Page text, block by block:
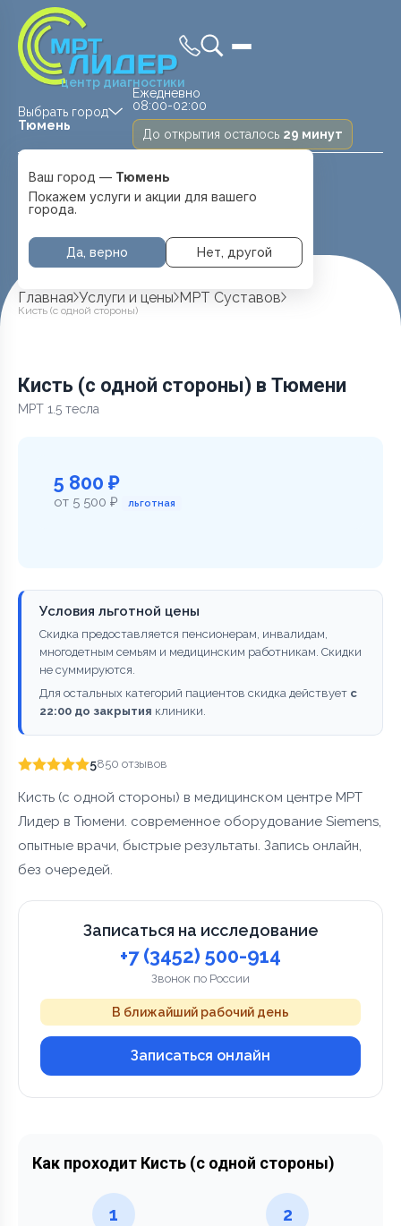
центр диагностики
Выбрать город
Тюмень
Medland —
детская клиника
Тюмень
Ежедневно
08:00-02:00
До открытия осталось 29 минут
08:00 — 20:00
Ваш город — Тюмень
Покажем услуги и акции для вашего
города.
Да, верно Нет, другой
Главная Услуги и цены МРТ Суставов
Кисть (с одной стороны)
Кисть (с одной стороны) в Тюмени
МРТ 1.5 тесла
5 800 ₽
от 5 500 ₽ льготная
Условия льготной цены
Скидка предоставляется пенсионерам, инвалидам,
многодетным семьям и медицинским работникам. Скидки
не суммируются.
Для остальных категорий пациентов скидка действует с
22:00 до закрытия клиники.
5850 отзывов
Кисть (с одной стороны) в медицинском центре МРТ
Лидер в Тюмени. современное оборудование Siemens,
опытные врачи, быстрые результаты. Запись онлайн,
без очередей.
Записаться на исследование
+7 (3452) 500-914
Звонок по России
В ближайший рабочий день
Записаться онлайн
Как проходит Кисть (с одной стороны)
1 2